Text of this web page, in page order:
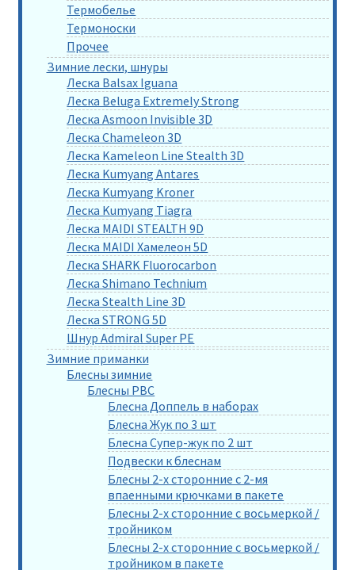
Термобелье
Термоноски
Прочее
Зимние лески, шнуры
Леска Balsax Iguana
Леска Beluga Extremely Strong
Леска Asmoon Invisible 3D
Леска Chameleon 3D
Леска Kameleon Line Stealth 3D
Леска Kumyang Antares
Леска Kumyang Kroner
Леска Kumyang Tiagra
Леска MAIDI STEALTH 9D
Леска MAIDI Хамелеон 5D
Леска SHARK Fluorocarbon
Леска Shimano Technium
Леска Stealth Line 3D
Леска STRONG 5D
Шнур Admiral Super PE
Зимние приманки
Блесны зимние
Блесны РВС
Блесна Доппель в наборах
Блесна Жук по 3 шт
Блесна Супер-жук по 2 шт
Подвески к блеснам
Блесны 2-х сторонние с 2-мя
впаенными крючками в пакете
Блесны 2-х сторонние с восьмеркой /
тройником
Блесны 2-х сторонние с восьмеркой /
тройником в пакете